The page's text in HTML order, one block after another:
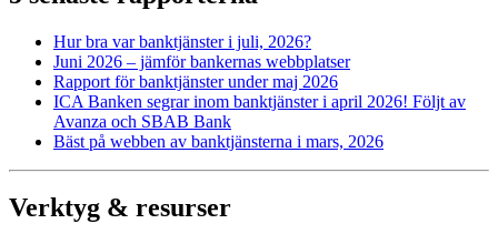
Hur bra var bank­tjänster i juli, 2026?
Juni 2026 – jämför bankernas webbplatser
Rapport för bank­tjänster under maj 2026
ICA Banken segrar inom bank­tjänster i april 2026! Följt av
Avanza och SBAB Bank
Bäst på webben av bank­tjänsterna i mars, 2026
Verktyg & resurser